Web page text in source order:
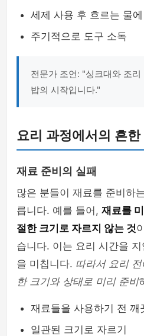
세제 사용 후 흐르는 물
주기적으로 도구 소독
전문가 조언: "싱크대와 조
밥의 시작입니다."
요리 과정에서의 흔한
재료 준비의 실패
많은 분들이 재료를 준비하
릅니다. 예를 들어, 재료를
절한 크기로 자르지 않는 것
습니다. 이는 요리 시간을
을 미칩니다. 따라서 요리
한 크기와 상태로 미리 준비
재료들을 사용하기 전 깨
일관된 크기로 자르기